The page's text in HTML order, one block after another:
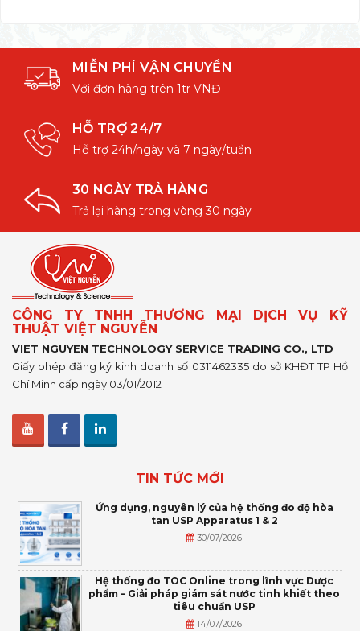
MIỄN PHÍ VẬN CHUYỂN
Với đơn hàng trên 1tr VNĐ
HỖ TRỢ 24/7
Hỗ trợ 24h/ngày và 7 ngày/tuần
30 NGÀY TRẢ HÀNG
Trả lại hàng trong vòng 30 ngày
CÔNG TY TNHH THƯƠNG MẠI DỊCH VỤ KỸ
THUẬT VIỆT NGUYỄN
VIET NGUYEN TECHNOLOGY SERVICE TRADING CO., LTD
Giấy phép đăng ký kinh doanh số 0311462335 do sở KHĐT TP Hồ
Chí Minh cấp ngày 03/01/2012
TIN TỨC MỚI
Ứng dụng, nguyên lý của hệ thống đo độ hòa
tan USP Apparatus 1 & 2
30/07/2026
Hệ thống đo TOC Online trong lĩnh vực Dược
phẩm – Giải pháp giám sát nước tinh khiết theo
tiêu chuẩn USP
14/07/2026